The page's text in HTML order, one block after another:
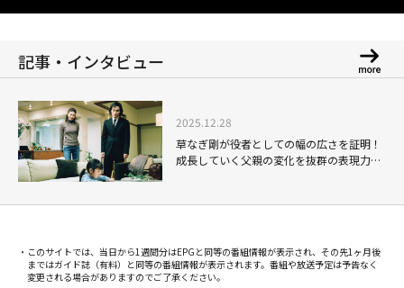
記事・インタビュー
2025.12.28
草なぎ剛が役者としての幅の広さを証明！
成長していく父親の変化を抜群の表現力で
このサイトでは、当日から1週間分はEPGと同等の番組情報が表示され、その先1ヶ月後
まではガイド誌（有料）と同等の番組情報が表示されます。番組や放送予定は予告なく
変更される場合がありますのでご了承ください。